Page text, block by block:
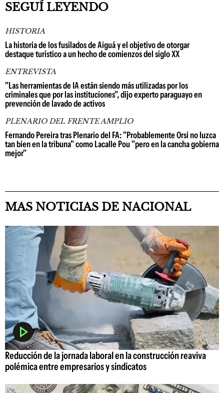
SEGUÍ LEYENDO
HISTORIA
La historia de los fusilados de Aiguá y el objetivo de otorgar
destaque turístico a un hecho de comienzos del siglo XX
ENTREVISTA
"Las herramientas de IA están siendo más utilizadas por los
criminales que por las instituciones", dijo experto paraguayo en
prevención de lavado de activos
PLENARIO DEL FRENTE AMPLIO
Fernando Pereira tras Plenario del FA: "Probablemente Orsi no luzca
tan bien en la tribuna" como Lacalle Pou "pero en la cancha gobierna
mejor"
MAS NOTICIAS DE NACIONAL
Reducción de la jornada laboral en la construcción reaviva
polémica entre empresarios y sindicatos